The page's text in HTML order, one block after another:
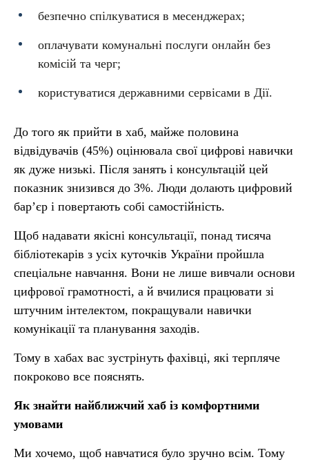
безпечно спілкуватися в месенджерах;
оплачувати комунальні послуги онлайн без
комісій та черг;
користуватися державними сервісами в Дії.
До того як прийти в хаб, майже половина
відвідувачів (45%) оцінювала свої цифрові навички
як дуже низькі. Після занять і консультацій цей
показник знизився до 3%. Люди долають цифровий
бар’єр і повертають собі самостійність.
Щоб надавати якісні консультації, понад тисяча
бібліотекарів з усіх куточків України пройшла
спеціальне навчання. Вони не лише вивчали основи
цифрової грамотності, а й вчилися працювати зі
штучним інтелектом, покращували навички
комунікації та планування заходів.
Тому в хабах вас зустрінуть фахівці, які терпляче
покроково все пояснять.
Як знайти найближчий хаб із комфортними
умовами
Ми хочемо, щоб навчатися було зручно всім. Тому